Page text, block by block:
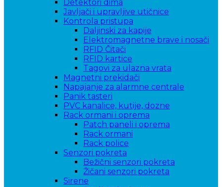
Detektori dima
Javljači i upravljive utičnice
Kontrola pristupa
Daljinski za kapije
Elektromagnetne brave i nosači
RFID Čitači
RFID kartice
Tagovi za ulazna vrata
Magnetni prekidači
Napajanje za alarmne centrale
Panik tasteri
PVC kanalice, kutije, dozne
Rack ormani i oprema
Patch paneli i oprema
Rack ormani
Rack police
Senzori pokreta
Bežični senzori pokreta
Žičani senzori pokreta
Sirene